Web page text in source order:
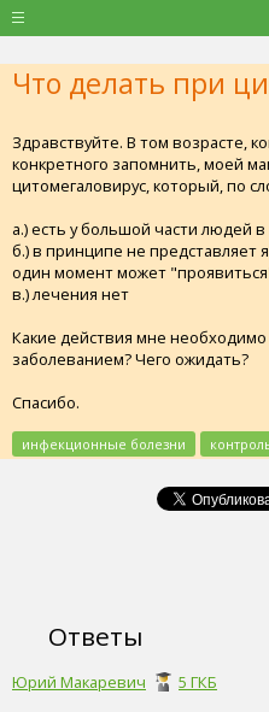
Что делать при
Здравствуйте. В том возрасте,
конкретного запомнить, моей
цитомегаловирус, который, по
а.) есть у большой части людей
б.) в принципе не представляет
один момент может
в.) лечения нет
Какие действия мне
заболеванием? Чего ожидать?
Спасибо.
инфекционные болезни
Ответы
Юрий Макаревич 5 ГКБ